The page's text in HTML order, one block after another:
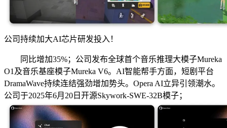
公司持续加大AI芯片研发投入！
同比增加35%；公司发布全球首个音乐推理大模子Mureka
O1及音乐基座模子Mureka V6。AI智能帮手方面，短剧平台
DramaWave持续连结强劲增加势头。Opera AI立异引领潮水。
公司于2025年6月20日开源Skywork-SWE-32B模子；